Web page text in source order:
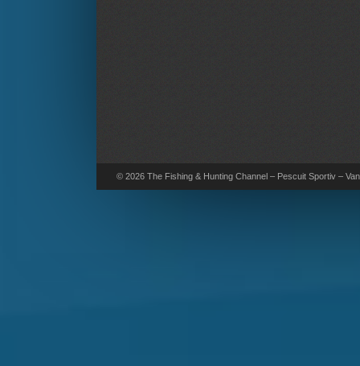
© 2026 The Fishing & Hunting Channel – Pescuit Sportiv –